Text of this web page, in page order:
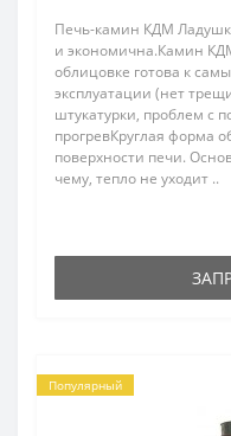
Печь-камин КДМ
и экономична.Камин
облицовке готова к
эксплуатации (нет
штукатурки, проблем с
прогревКруглая форма
поверхности печи.
чему, тепло не уходит ..
Популярный